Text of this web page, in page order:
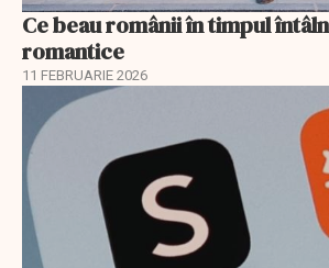
Ce beau românii în timpul
romantice
11 FEBRUARIE 2026